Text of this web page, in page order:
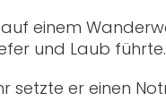
einem
und Laub führte.
setzte er einen